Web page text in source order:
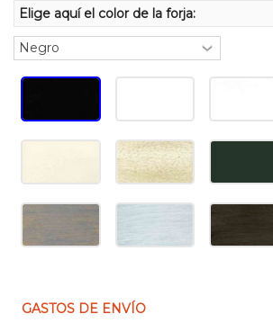
Elige aquí el color de la forja:
GASTOS DE ENVÍO